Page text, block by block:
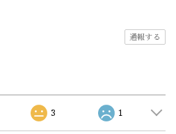
通報する
3 1